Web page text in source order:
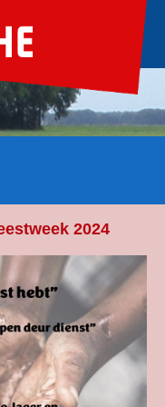
2024